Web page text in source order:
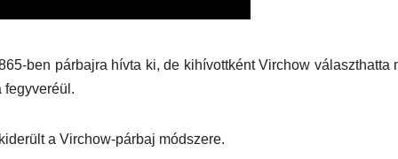
ben párbajra hívta ki, de kihívottként Virchow választhatta
fegyveréül.
a Virchow-párbaj módszere.